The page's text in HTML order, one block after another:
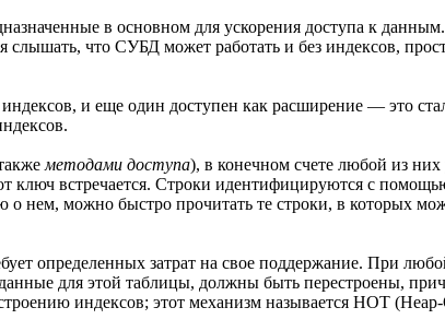
в основном для ускорения доступа к
что СУБД может работать и без индексов,
и еще один доступен как расширение — это
методами доступа), в конечном счете любой из
ключ встречается. Строки идентифицируются с
нем, можно быстро прочитать те строки, в которых
определенных затрат на свое поддержание. При
для этой таблицы, должны быть перестроены,
индексов; этот механизм называется HOT